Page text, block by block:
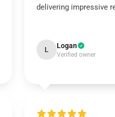
delivering impressive
L Logan
Verified owner